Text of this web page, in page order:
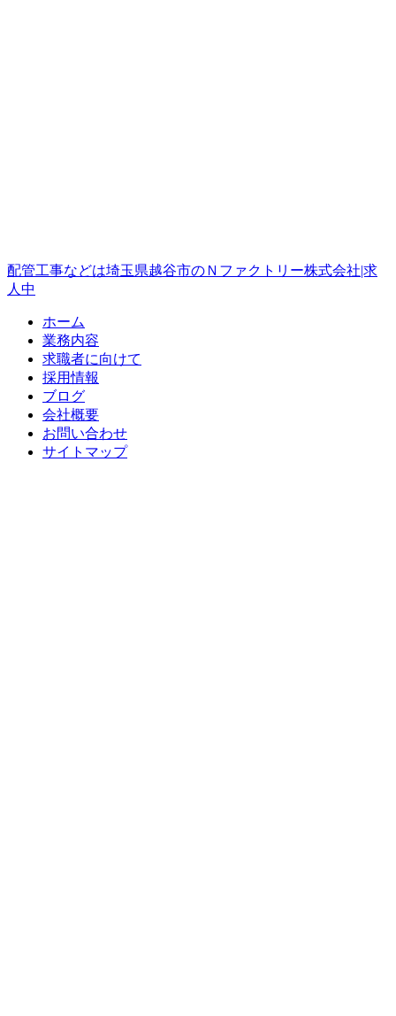
配管工事などは埼玉県越谷市のＮファクトリー株式会社|求
人中
ホーム
業務内容
求職者に向けて
採用情報
ブログ
会社概要
お問い合わせ
サイトマップ